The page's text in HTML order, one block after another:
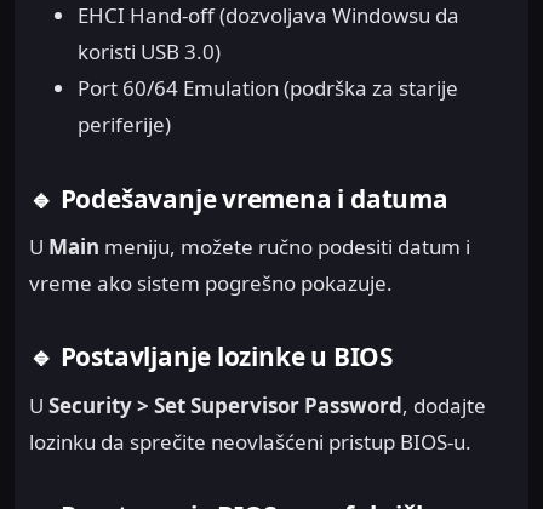
EHCI Hand-off (dozvoljava Windowsu da
koristi USB 3.0)
Port 60/64 Emulation (podrška za starije
periferije)
🔹 Podešavanje vremena i datuma
U Main meniju, možete ručno podesiti datum i
vreme ako sistem pogrešno pokazuje.
🔹 Postavljanje lozinke u BIOS
U Security > Set Supervisor Password, dodajte
lozinku da sprečite neovlašćeni pristup BIOS-u.